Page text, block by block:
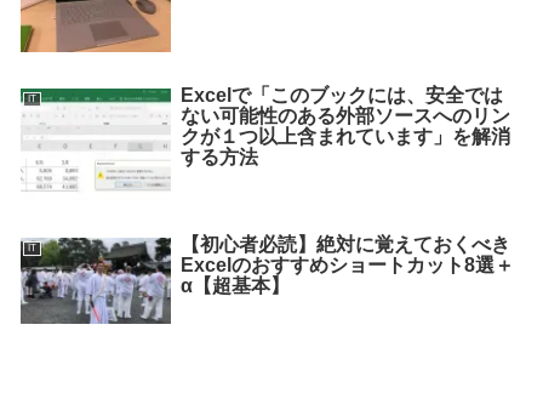
IT
Excelで「このブックには、安全では
ない可能性のある外部ソースへのリン
クが１つ以上含まれています」を解消
する方法
IT
【初心者必読】絶対に覚えておくべき
Excelのおすすめショートカット8選＋
α【超基本】